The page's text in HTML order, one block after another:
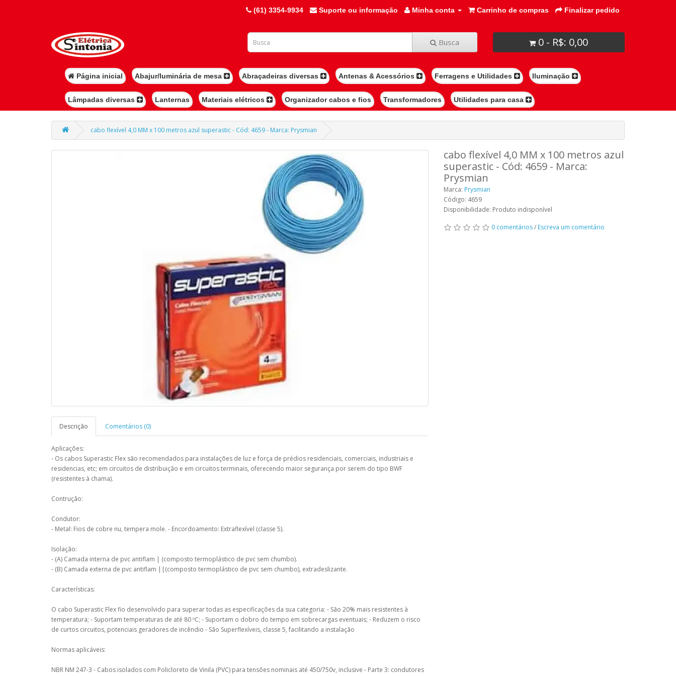
(61) 3354-9934 Suporte ou informação Minha conta Carrinho de compras Finalizar pedido
Busca 0 - R$: 0,00
Página inicial Abajur/luminária de mesa Abraçadeiras diversas Antenas & Acessórios Ferragens e Utilidades Iluminação
Lâmpadas diversas Lanternas Materiais elétricos Organizador cabos e fios Transformadores Utilidades para casa
cabo flexível 4,0 MM x 100 metros azul superastic - Cód: 4659 - Marca: Prysmian
Descrição Comentários (0)
Aplicações:
- Os cabos Superastic Flex são recomendados para instalações de luz e força de prédios residenciais, comerciais, industriais e
residencias, etc; em circuitos de distribuição e em circuitos terminais, oferecendo maior segurança por serem do tipo BWF
(resistentes à chama).
Contrução:
Condutor:
- Metal: Fios de cobre nu, tempera mole. - Encordoamento: Extraflexível (classe 5).
Isolação:
- (A) Camada interna de pvc antiflam | (composto termoplástico de pvc sem chumbo).
- (B) Camada externa de pvc antiflam ||(composto termoplástico de pvc sem chumbo), extradeslizante.
Características:
O cabo Superastic Flex fio desenvolvido para superar todas as especificações da sua categoria: - São 20% mais resistentes à
temperatura; - Suportam temperaturas de até 80 ºC; - Suportam o dobro do tempo em sobrecargas eventuais; - Reduzem o risco
de curtos circuitos, potenciais geradores de incêndio - São Superflexíveis, classe 5, facilitando a instalação
Normas aplicáveis:
NBR NM 247-3 - Cabos isolados com Policloreto de Vinila (PVC) para tensões nominais até 450/750v, inclusive - Parte 3: condutores
cabo flexível 4,0 MM x 100 metros azul
superastic - Cód: 4659 - Marca:
Prysmian
Marca: Prysmian
Código: 4659
Disponibilidade: Produto indisponível
0 comentários/ Escreva um comentário